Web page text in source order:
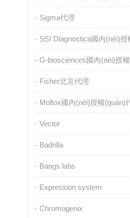
Sigma代理
Fisher北京代理
Moltox國內(nèi)授權(quán)
Vector
Badrilla
Bangs labs
Expression system
Chromogenix